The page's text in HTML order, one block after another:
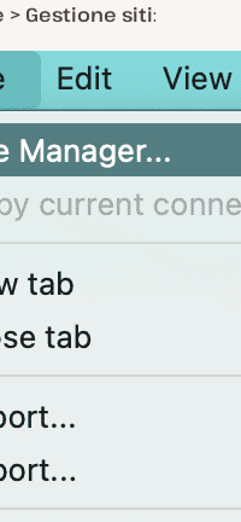
> Gestione siti: